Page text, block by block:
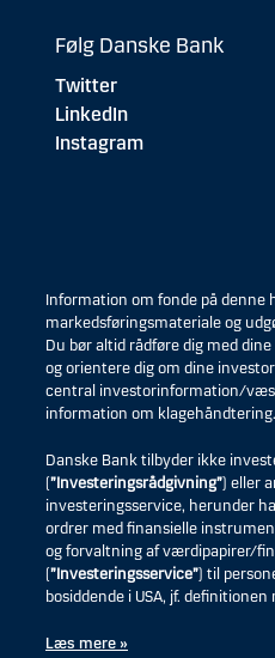
Følg Danske Bank
Twitter
LinkedIn
Instagram
Information om fonde på denne
markedsføringsmateriale og
Du bør altid rådføre dig med
og orientere dig om dine
central investorinformation/
information om klagehåndtering.
Danske Bank tilbyder ikke
(”Investeringsrådgivning”) eller
investeringsservice, herunder
ordrer med finansielle
og forvaltning af værdipapirer/
(”Investeringsservice”) til
bosiddende i USA, jf. definitionen
Læs mere »